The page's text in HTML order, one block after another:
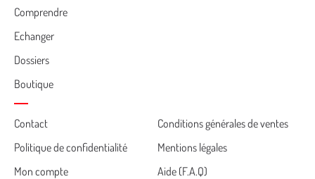
Comprendre
Echanger
Dossiers
Boutique
Cemea
footer
Contact
Conditions générales de ventes
Politique de confidentialité
Mentions légales
Mon compte
Aide (F.A.Q)